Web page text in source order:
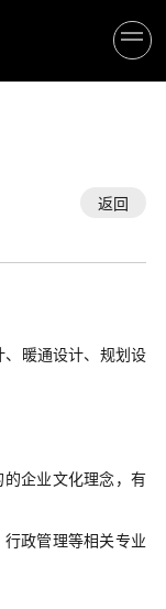
返回
暖通设计、规划设
企业文化理念，有
政管理等相关专业